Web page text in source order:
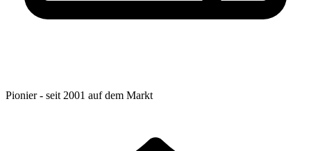
Pionier - seit 2001 auf dem Markt